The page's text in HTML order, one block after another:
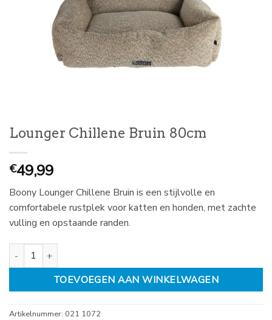
Lounger Chillene Bruin 80cm
€49,99
Boony Lounger Chillene Bruin is een stijlvolle en
comfortabele rustplek voor katten en honden, met zachte
vulling en opstaande randen.
Lounger Chillene Bruin 80cm aantal
TOEVOEGEN AAN WINKELWAGEN
Artikelnummer: 021 1072